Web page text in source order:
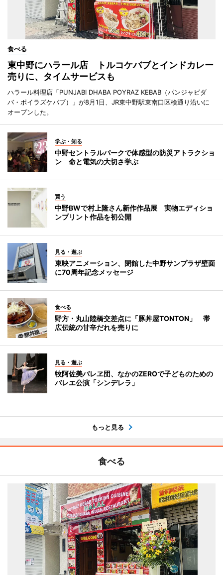
食べる
東中野にハラール店 トルコケバブとインドカレー
売りに、タイムサービスも
ハラール料理店「PUNJABI DHABA POYRAZ KEBAB（パンジャビダ
バ・ポイラズケバブ）」が8月1日、JR東中野駅東南口区検通り沿いに
オープンした。
学ぶ・知る
中野セントラルパークで体感型の防災アトラクショ
ン 命と電気の大切さ学ぶ
買う
中野BWで村上隆さん新作作品展 実物エディショ
ンプリント作品を初公開
見る・遊ぶ
東映アニメーション、閉館した中野サンプラザ壁面
に70周年記念メッセージ
食べる
野方・丸山陸橋交差点に「豚丼屋TONTON」 帯
広伝統の甘辛だれを売りに
見る・遊ぶ
牧阿佐美バレヱ団、なかのZEROで子どものための
バレエ公演「シンデレラ」
もっと見る
食べる